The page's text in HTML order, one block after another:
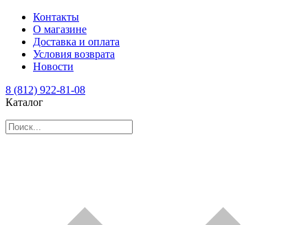
Контакты
О магазине
Доставка и оплата
Условия возврата
Новости
8 (812) 922-81-08
Каталог